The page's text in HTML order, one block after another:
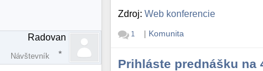
Radovan
Návštevník
Zdroj:Web konferencie
1 | Komunita
Prihláste prednášku na